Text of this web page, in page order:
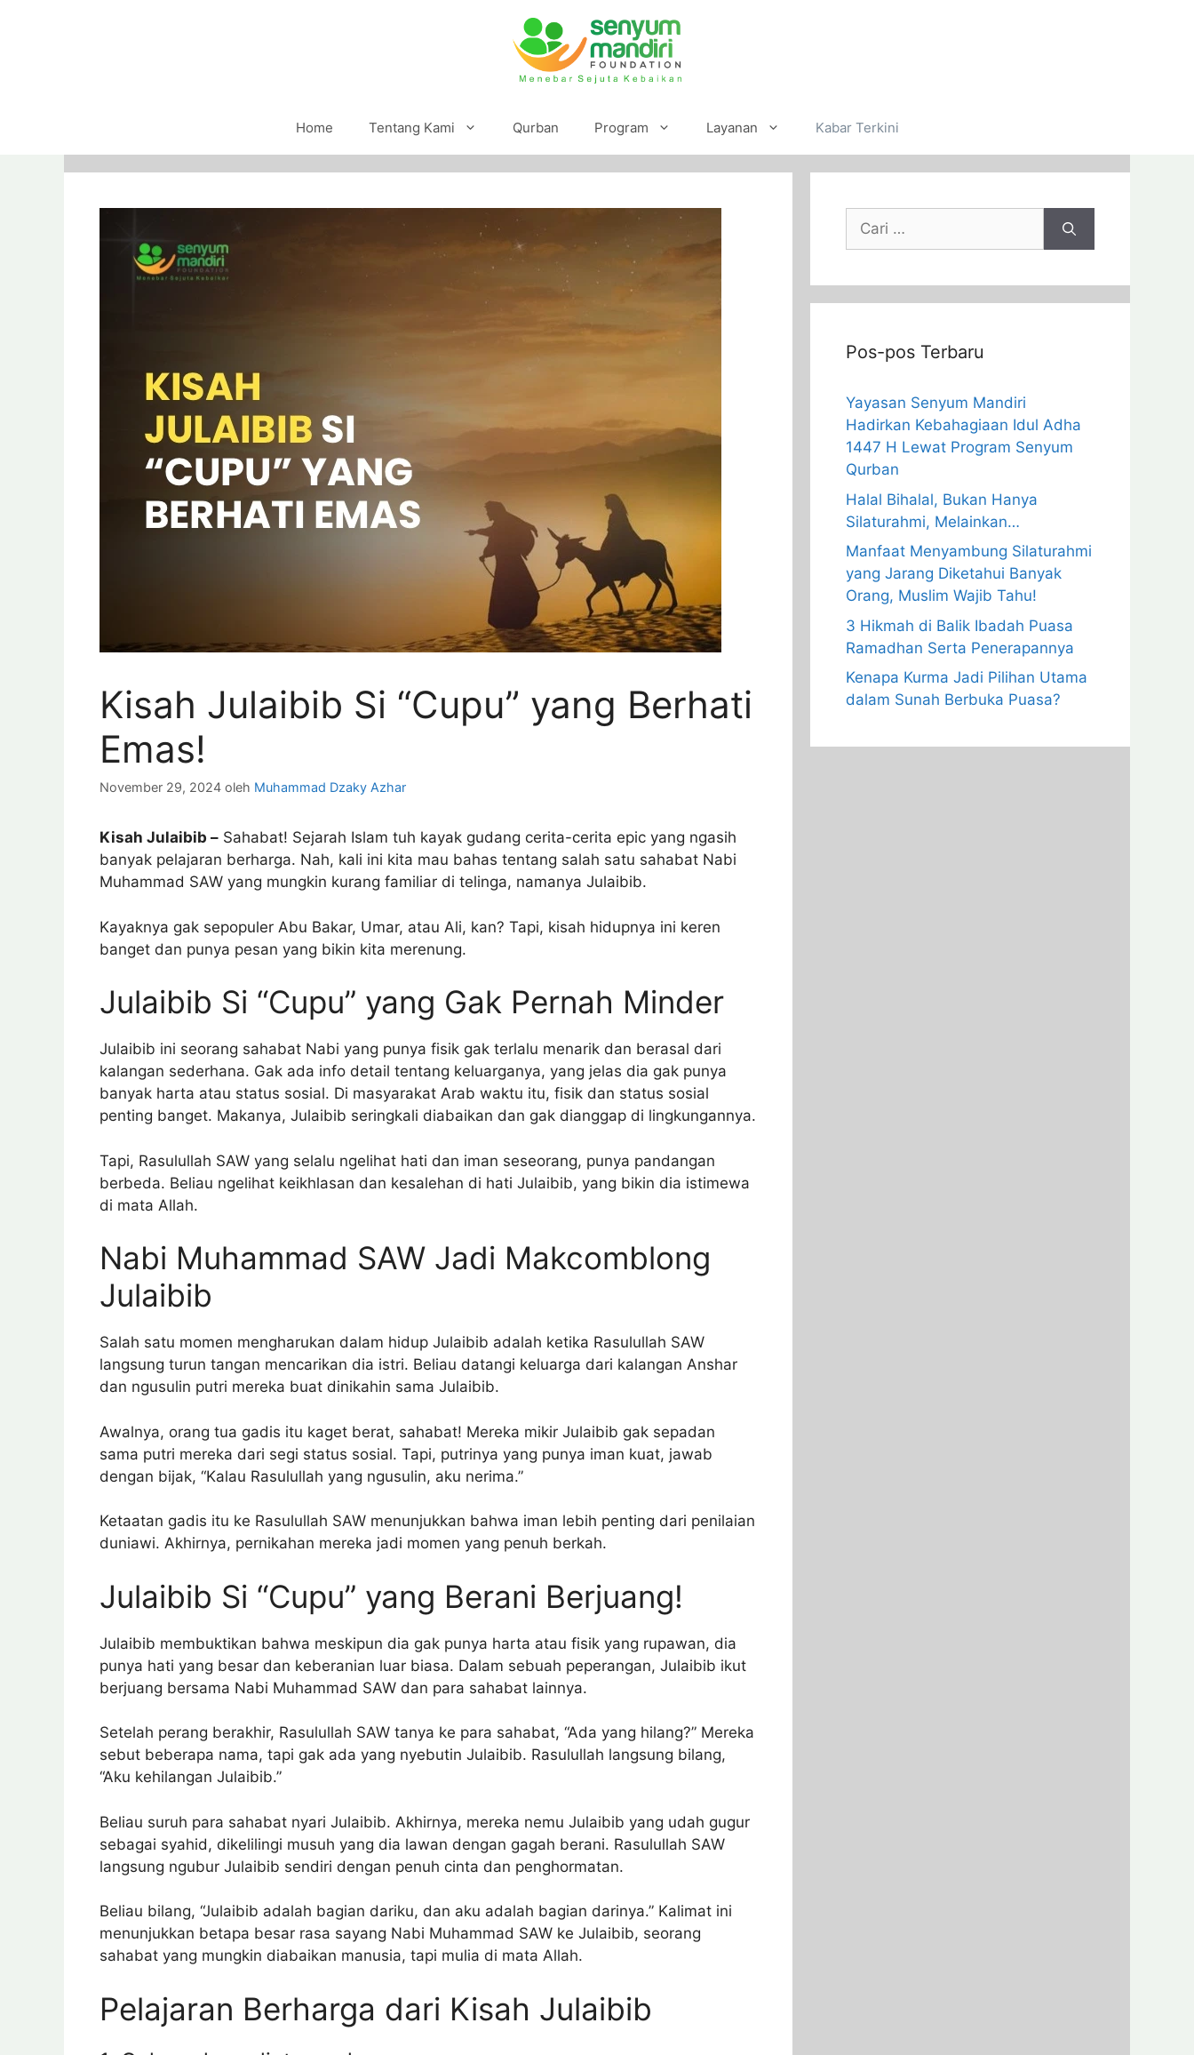
Home Tentang Kami Qurban Program Layanan Kabar Terkini
Kisah Julaibib Si “Cupu” yang Berhati
Emas!
November 29, 2024 oleh Muhammad Dzaky Azhar
Kisah Julaibib – Sahabat! Sejarah Islam tuh kayak gudang cerita-cerita epic yang ngasih
banyak pelajaran berharga. Nah, kali ini kita mau bahas tentang salah satu sahabat Nabi
Muhammad SAW yang mungkin kurang familiar di telinga, namanya Julaibib.
Kayaknya gak sepopuler Abu Bakar, Umar, atau Ali, kan? Tapi, kisah hidupnya ini keren
banget dan punya pesan yang bikin kita merenung.
Julaibib Si “Cupu” yang Gak Pernah Minder
Julaibib ini seorang sahabat Nabi yang punya fisik gak terlalu menarik dan berasal dari
kalangan sederhana. Gak ada info detail tentang keluarganya, yang jelas dia gak punya
banyak harta atau status sosial. Di masyarakat Arab waktu itu, fisik dan status sosial
penting banget. Makanya, Julaibib seringkali diabaikan dan gak dianggap di lingkungannya.
Tapi, Rasulullah SAW yang selalu ngelihat hati dan iman seseorang, punya pandangan
berbeda. Beliau ngelihat keikhlasan dan kesalehan di hati Julaibib, yang bikin dia istimewa
di mata Allah.
Nabi Muhammad SAW Jadi Makcomblong
Julaibib
Salah satu momen mengharukan dalam hidup Julaibib adalah ketika Rasulullah SAW
langsung turun tangan mencarikan dia istri. Beliau datangi keluarga dari kalangan Anshar
dan ngusulin putri mereka buat dinikahin sama Julaibib.
Awalnya, orang tua gadis itu kaget berat, sahabat! Mereka mikir Julaibib gak sepadan
sama putri mereka dari segi status sosial. Tapi, putrinya yang punya iman kuat, jawab
dengan bijak, “Kalau Rasulullah yang ngusulin, aku nerima.”
Ketaatan gadis itu ke Rasulullah SAW menunjukkan bahwa iman lebih penting dari penilaian
duniawi. Akhirnya, pernikahan mereka jadi momen yang penuh berkah.
Julaibib Si “Cupu” yang Berani Berjuang!
Julaibib membuktikan bahwa meskipun dia gak punya harta atau fisik yang rupawan, dia
punya hati yang besar dan keberanian luar biasa. Dalam sebuah peperangan, Julaibib ikut
berjuang bersama Nabi Muhammad SAW dan para sahabat lainnya.
Setelah perang berakhir, Rasulullah SAW tanya ke para sahabat, “Ada yang hilang?” Mereka
sebut beberapa nama, tapi gak ada yang nyebutin Julaibib. Rasulullah langsung bilang,
“Aku kehilangan Julaibib.”
Beliau suruh para sahabat nyari Julaibib. Akhirnya, mereka nemu Julaibib yang udah gugur
sebagai syahid, dikelilingi musuh yang dia lawan dengan gagah berani. Rasulullah SAW
langsung ngubur Julaibib sendiri dengan penuh cinta dan penghormatan.
Beliau bilang, “Julaibib adalah bagian dariku, dan aku adalah bagian darinya.” Kalimat ini
menunjukkan betapa besar rasa sayang Nabi Muhammad SAW ke Julaibib, seorang
sahabat yang mungkin diabaikan manusia, tapi mulia di mata Allah.
Pelajaran Berharga dari Kisah Julaibib
Pos-pos Terbaru
Yayasan Senyum Mandiri
Hadirkan Kebahagiaan Idul Adha
1447 H Lewat Program Senyum
Qurban
Halal Bihalal, Bukan Hanya
Silaturahmi, Melainkan…
Manfaat Menyambung Silaturahmi
yang Jarang Diketahui Banyak
Orang, Muslim Wajib Tahu!
3 Hikmah di Balik Ibadah Puasa
Ramadhan Serta Penerapannya
Kenapa Kurma Jadi Pilihan Utama
dalam Sunah Berbuka Puasa?